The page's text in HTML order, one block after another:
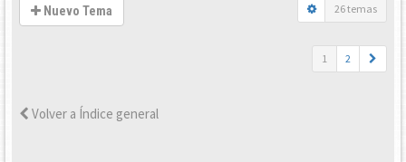
Nuevo Tema 26 temas
1 2
Volver a Índice general